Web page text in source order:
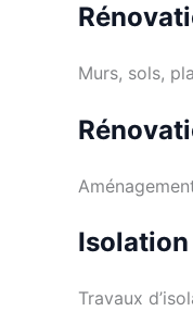
Murs, sols,
Travaux